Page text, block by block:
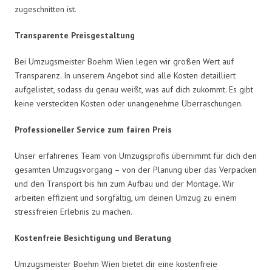
zugeschnitten ist.
Transparente Preisgestaltung
Bei Umzugsmeister Boehm Wien legen wir großen Wert auf
Transparenz. In unserem Angebot sind alle Kosten detailliert
aufgelistet, sodass du genau weißt, was auf dich zukommt. Es gibt
keine versteckten Kosten oder unangenehme Überraschungen.
Professioneller Service zum fairen Preis
Unser erfahrenes Team von Umzugsprofis übernimmt für dich den
gesamten Umzugsvorgang – von der Planung über das Verpacken
und den Transport bis hin zum Aufbau und der Montage. Wir
arbeiten effizient und sorgfältig, um deinen Umzug zu einem
stressfreien Erlebnis zu machen.
Kostenfreie Besichtigung und Beratung
Umzugsmeister Boehm Wien bietet dir eine kostenfreie